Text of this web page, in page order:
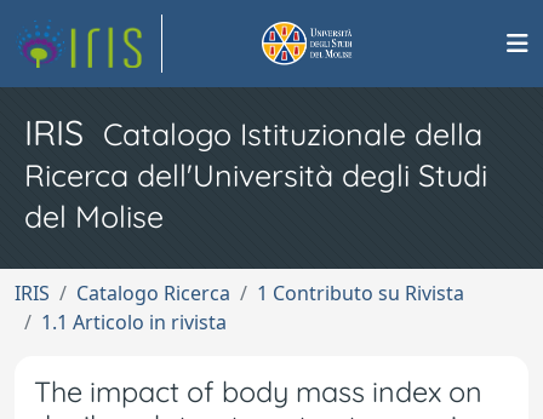
IRIS Catalogo Istituzionale della
Ricerca dell'Università degli Studi
del Molise
IRIS Catalogo Ricerca
1 Contributo su Rivista
1.1 Articolo in rivista
The impact of body mass index on